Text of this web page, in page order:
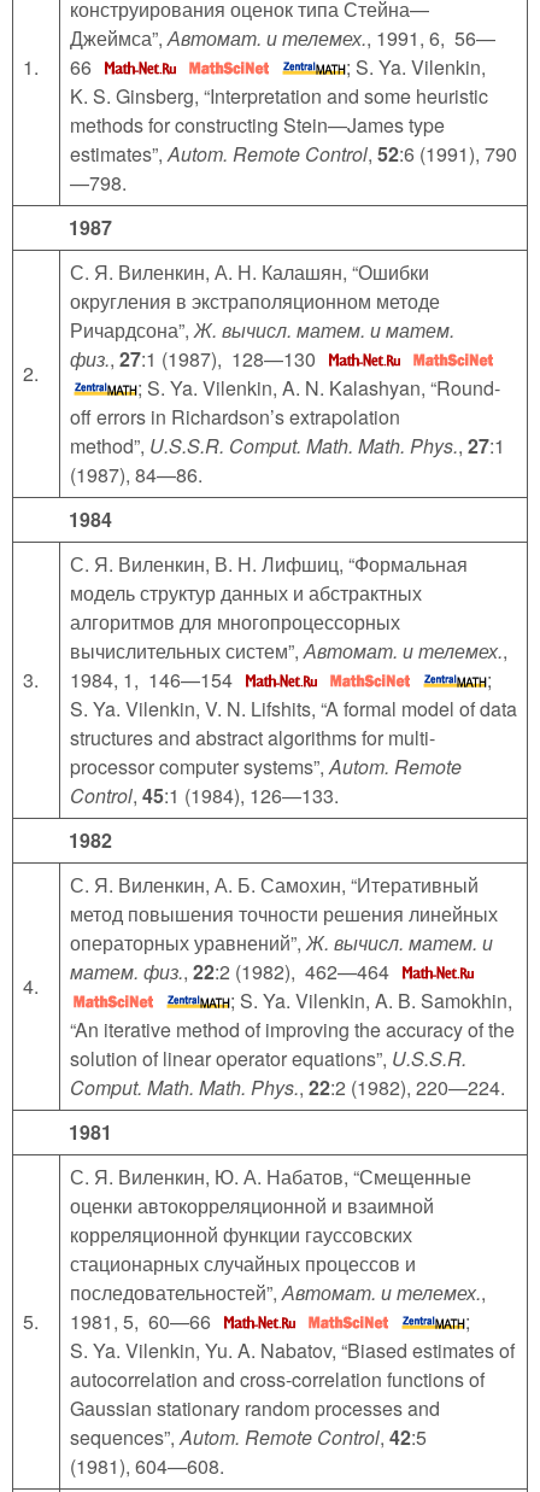
1.
конструирования оценок типа Стейна—
Джеймса”,Автомат. и телемех., 1991, 6, 56—
66
; S. Ya. Vilenkin,
K. S. Ginsberg, “Interpretation and some heuristic
methods for constructing Stein—James type
estimates”,Autom. Remote Control, 52:6 (1991), 790
—798.
1987
2.
С. Я. Виленкин, А. Н. Калашян, “Ошибки
округления в экстраполяционном методе
Ричардсона”,Ж. вычисл. матем. и матем.
физ., 27:1 (1987), 128—130
; S. Ya. Vilenkin, A. N. Kalashyan, “Round-
off errors in Richardson’s extrapolation
method”, U.S.S.R. Comput. Math. Math. Phys., 27:1
(1987), 84—86.
1984
3.
С. Я. Виленкин, В. Н. Лифшиц, “Формальная
модель структур данных и абстрактных
алгоритмов для многопроцессорных
вычислительных систем”,Автомат. и телемех.,
1984, 1, 146—154
;
S. Ya. Vilenkin, V. N. Lifshits, “A formal model of data
structures and abstract algorithms for multi-
processor computer systems”,Autom. Remote
Control, 45:1 (1984), 126—133.
1982
4.
С. Я. Виленкин, А. Б. Самохин, “Итеративный
метод повышения точности решения линейных
операторных уравнений”,Ж. вычисл. матем. и
матем. физ., 22:2 (1982), 462—464
; S. Ya. Vilenkin, A. B. Samokhin,
“An iterative method of improving the accuracy of the
solution of linear operator equations”, U.S.S.R.
Comput. Math. Math. Phys., 22:2 (1982), 220—224.
1981
5.
С. Я. Виленкин, Ю. А. Набатов, “Смещенные
оценки автокорреляционной и взаимной
корреляционной функции гауссовских
стационарных случайных процессов и
последовательностей”,Автомат. и телемех.,
1981, 5, 60—66
;
S. Ya. Vilenkin, Yu. A. Nabatov, “Biased estimates of
autocorrelation and cross-correlation functions of
Gaussian stationary random processes and
sequences”,Autom. Remote Control, 42:5
(1981), 604—608.